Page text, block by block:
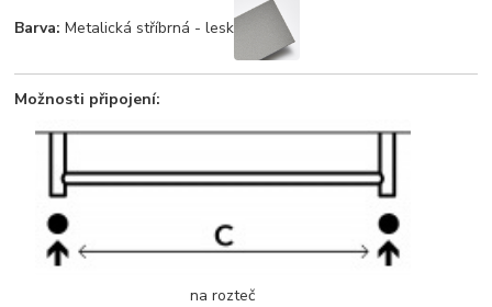
Barva: Metalická stříbrná - lesk
Možnosti připojení:
na rozteč